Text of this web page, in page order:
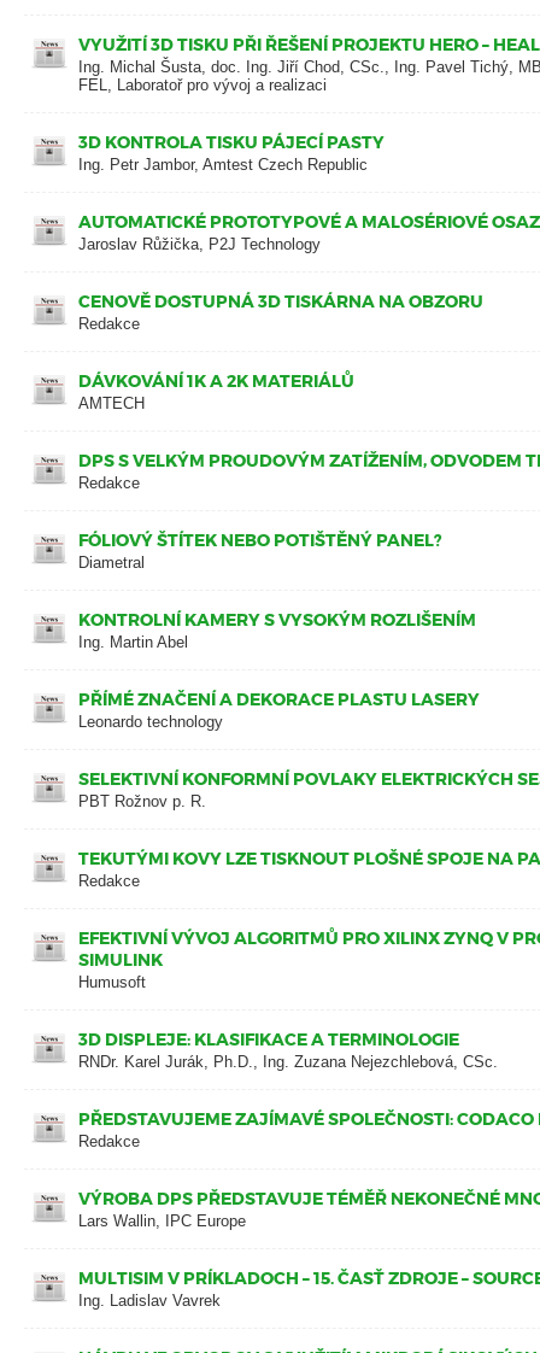
VYUŽITÍ 3D TISKU PŘI ŘEŠENÍ PROJEKTU HERO –
Ing. Michal Šusta, doc. Ing. Jiří Chod, CSc., Ing. Pavel Tichý,
FEL, Laboratoř pro vývoj a realizaci
3D KONTROLA TISKU PÁJECÍ PASTY
Ing. Petr Jambor, Amtest Czech Republic
AUTOMATICKÉ PROTOTYPOVÉ A MALOSÉRIOVÉ
Jaroslav Růžička, P2J Technology
CENOVĚ DOSTUPNÁ 3D TISKÁRNA NA OBZORU
Redakce
DÁVKOVÁNÍ 1K A 2K MATERIÁLŮ
AMTECH
DPS S VELKÝM PROUDOVÝM ZATÍŽENÍM, ODVODEM
Redakce
FÓLIOVÝ ŠTÍTEK NEBO POTIŠTĚNÝ PANEL?
Diametral
KONTROLNÍ KAMERY S VYSOKÝM ROZLIŠENÍM
Ing. Martin Abel
PŘÍMÉ ZNAČENÍ A DEKORACE PLASTU LASERY
Leonardo technology
SELEKTIVNÍ KONFORMNÍ POVLAKY ELEKTRICKÝCH
PBT Rožnov p. R.
TEKUTÝMI KOVY LZE TISKNOUT PLOŠNÉ SPOJE NA
Redakce
EFEKTIVNÍ VÝVOJ ALGORITMŮ PRO XILINX ZYNQ V
SIMULINK
Humusoft
3D DISPLEJE: KLASIFIKACE A TERMINOLOGIE
RNDr. Karel Jurák, Ph.D., Ing. Zuzana Nejezchlebová, CSc.
PŘEDSTAVUJEME ZAJÍMAVÉ SPOLEČNOSTI: CODACO
Redakce
VÝROBA DPS PŘEDSTAVUJE TÉMĚŘ NEKONEČNÉ
Lars Wallin, IPC Europe
MULTISIM V PRÍKLADOCH – 15. ČASŤ ZDROJE –
Ing. Ladislav Vavrek